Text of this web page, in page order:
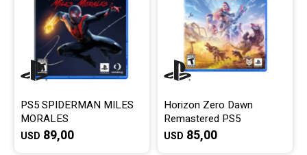
PS5 SPIDERMAN MILES
MORALES
USD 89,00
Horizon Zero Dawn
Remastered PS5
USD 85,00